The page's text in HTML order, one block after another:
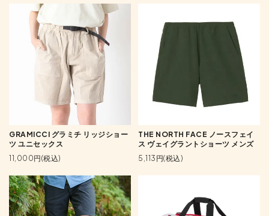
GRAMICCI グラミチ リッジショー
ツ ユニセックス
11,000円(税込)
THE NORTH FACE ノースフェイ
ス ヴェイグラントショーツ メンズ
5,113円(税込)